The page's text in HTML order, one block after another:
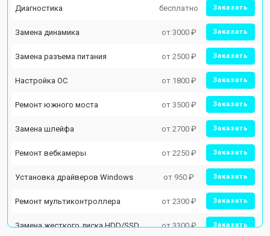
Диагностика бесплатно Заказать
Замена динамика от 3000 ₽ Заказать
Замена разъема питания от 2500 ₽ Заказать
Настройка ОС от 1800 ₽ Заказать
Ремонт южного моста от 3500 ₽ Заказать
Замена шлейфа от 2700 ₽ Заказать
Ремонт вебкамеры от 2250 ₽ Заказать
Установка драйверов Windows от 950 ₽ Заказать
Ремонт мультиконтроллера от 2300 ₽ Заказать
Замена жесткого диска HDD/SSD от 3300 ₽ Заказать